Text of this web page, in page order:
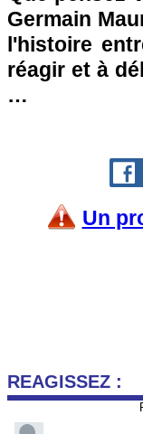
Germain
l'histoire
réagir et à
…
Un
REAGISSEZ :